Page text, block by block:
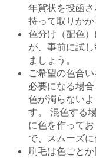
年賀状を投函
持って取りかか
色分け（配色
が、事前に試
ましょう。
ご希望の色合
必要になる場
色が濁らない
す。 混色する
に色を作って
で、スムーズに
刷毛は色ごと